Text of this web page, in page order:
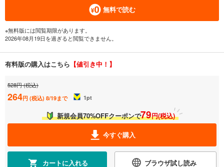
無料で読む
※無料版には閲覧期限があります。
2026年08月19日を過ぎると閲覧できません。
有料版の購入はこちら 【値引き中！】
528円 (税込)
264円 (税込) 8/19まで 1pt
新規会員70%OFFクーポンで79円(税込)
今すぐ購入
カートに入れる ブラウザ試し読み